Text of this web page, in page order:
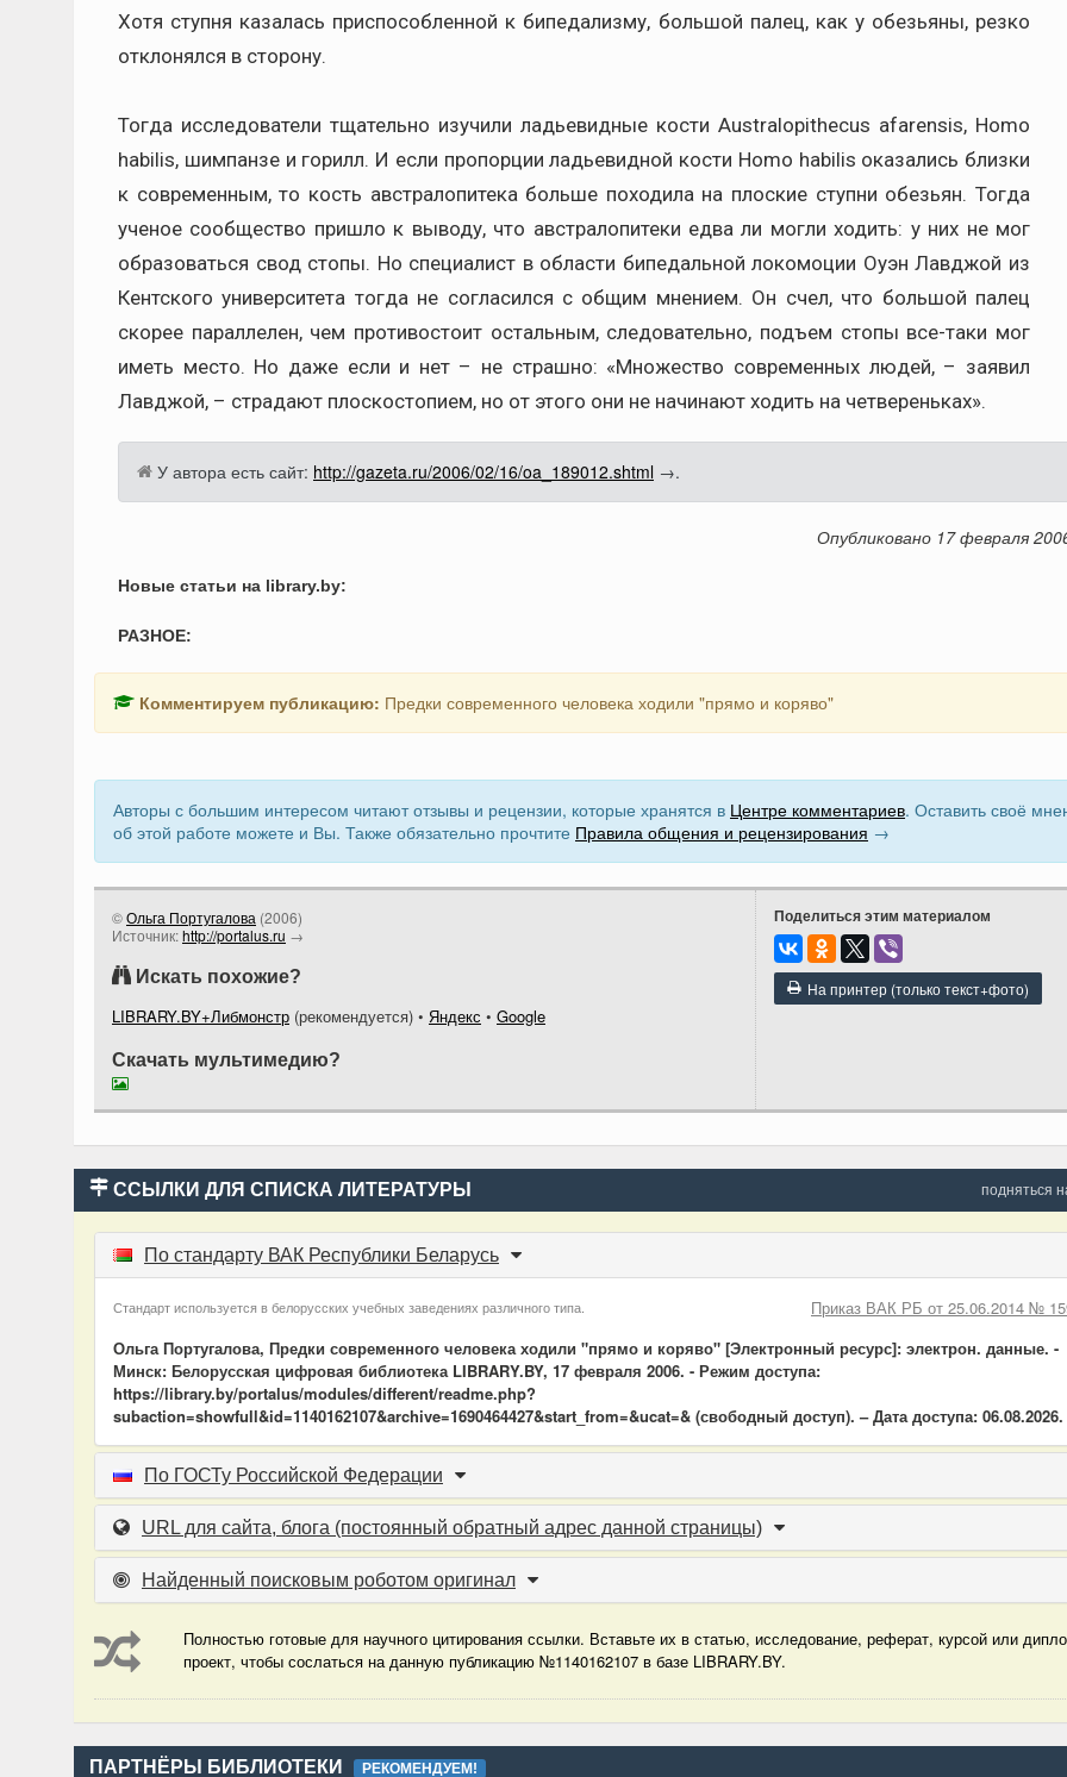
Хотя ступня казалась приспособленной к бипедализму, большой палец, как у обезьяны, резко
отклонялся в сторону.
Тогда исследователи тщательно изучили ладьевидные кости Australopithecus afarensis, Homo
habilis, шимпанзе и горилл. И если пропорции ладьевидной кости Homo habilis оказались близки
к современным, то кость австралопитека больше походила на плоские ступни обезьян. Тогда
ученое сообщество пришло к выводу, что австралопитеки едва ли могли ходить: у них не мог
образоваться свод стопы. Но специалист в области бипедальной локомоции Оуэн Лавджой из
Кентского университета тогда не согласился с общим мнением. Он счел, что большой палец
скорее параллелен, чем противостоит остальным, следовательно, подъем стопы все-таки мог
иметь место. Но даже если и нет – не страшно: «Множество современных людей, – заявил
Лавджой, – страдают плоскостопием, но от этого они не начинают ходить на четвереньках».
У автора есть сайт: http://gazeta.ru/2006/02/16/oa_189012.shtml →.
Опубликовано 17 февраля
Новые статьи на library.by:
РАЗНОЕ:
Комментируем публикацию: Предки современного человека ходили "прямо и коряво"
Авторы с большим интересом читают отзывы и рецензии, которые хранятся в Центре комментариев. Оставить своё
об этой работе можете и Вы. Также обязательно прочтите Правила общения и рецензирования →
Поделиться этим материалом
На принтер (только текст+фото)
©Ольга Португалова (2006)
Источник:http://portalus.ru →
Искать похожие?
LIBRARY.BY+Либмонстр (рекомендуется) • Яндекс • Google
Скачать мультимедию?
подняться
ССЫЛКИ ДЛЯ СПИСКА ЛИТЕРАТУРЫ
По стандарту ВАК Республики Беларусь
Приказ ВАК РБ от 25.06.2014 №
Стандарт используется в белорусских учебных заведениях различного типа.
Ольга Португалова, Предки современного человека ходили "прямо и коряво" [Электронный ресурс]: электрон. данные. -
Минск: Белорусская цифровая библиотека LIBRARY.BY, 17 февраля 2006. - Режим доступа:
https://library.by/portalus/modules/different/readme.php?
subaction=showfull&id=1140162107&archive=1690464427&start_from=&ucat=& (свободный доступ). – Дата доступа: 06.08.2026.
По ГОСТу Российской Федерации
URL для сайта, блога (постоянный обратный адрес данной страницы)
Найденный поисковым роботом оригинал
Полностью готовые для научного цитирования ссылки. Вставьте их в статью, исследование, реферат, курсой или
проект, чтобы сослаться на данную публикацию №1140162107 в базе LIBRARY.BY.
ПАРТНЁРЫ БИБЛИОТЕКИ РЕКОМЕНДУЕМ!